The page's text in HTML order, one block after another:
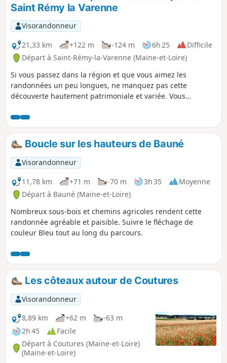
Saint Rémy la Varenne
Visorandonneur
21,33 km
+122 m -124 m 6h 25
Difficile
Départ à Saint-Rémy-la-Varenne (Maine-et-Loire)
Si vous passez dans la région et que vous aimez les
randonnées un peu longues, ne manquez pas cette
découverte hautement patrimoniale et variée. Vous
typiques, contemplez des vestiges mégalithiques.
Boucle sur les hauteurs de Bauné
Visorandonneur
11,78 km
+71 m -70 m 3h 35
Moyenne
Départ à Bauné (Maine-et-Loire)
Nombreux sous-bois et chemins agricoles rendent cette
randonnée agréable et paisible. Suivre le fléchage de
couleur Bleu tout au long du parcours.
Les côteaux autour de Coutures
Visorandonneur
8,89 km
+62 m
-63 m
2h 45
Facile
Départ à Coutures (Maine-et-Loire)
(Maine-et-Loire)